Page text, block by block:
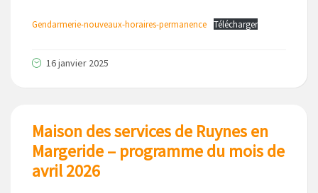
Gendarmerie-nouveaux-horaires-permanence Télécharger
16 janvier 2025
Maison des services de Ruynes en
Margeride – programme du mois de
avril 2026